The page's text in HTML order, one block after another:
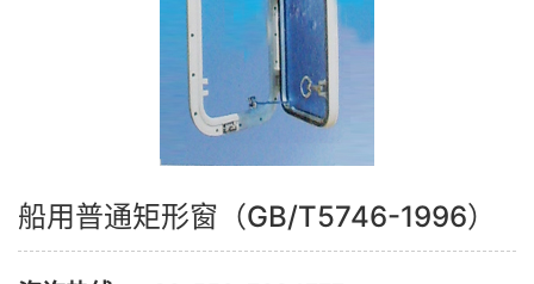
船用普通矩形窗（GB/T5746-1996）